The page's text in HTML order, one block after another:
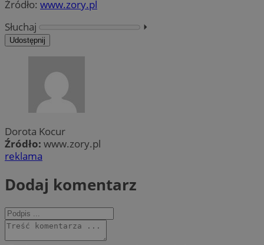
Źródło: www.zory.pl
Słuchaj
⏵︎
Udostępnij
Dorota Kocur
Źródło: www.zory.pl
reklama
Dodaj komentarz